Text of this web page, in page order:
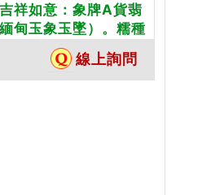
祥如意：象牌A貨翡
甸玉象玉墜）。糯種
EN003。客製化訂做
吊墜玉珮項鍊。★附A
線上詢問